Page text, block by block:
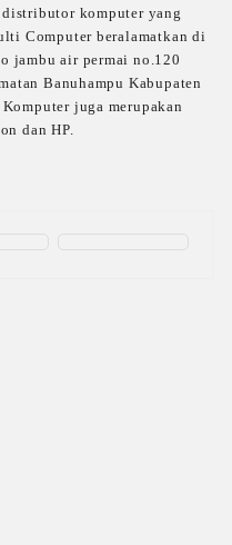
komputer yang
Computer beralamatkan di
jambu air permai no.120
Banuhampu Kabupaten
juga merupakan
dan HP.